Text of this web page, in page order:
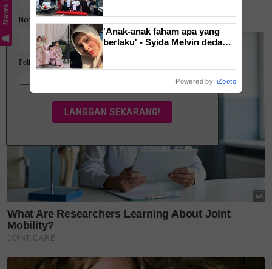
Ia menjadi satu tanggungjawab dan amanah
untuk menjaga kulit dengan baik. Jadi sama-
samalah kita baik lelaki atau perempuan untuk
menjaga nya.
Glow healthy body skin
Sebenarnya masih ramai lagi mereka di luar
sana yang hanya fokus untuk menjaga kulit di
bahagian wajah sahaja tanpa menghiraukan
kulit di bahagian lain seperti badan. Warna tona
kulit tidak sekata sangat jelas dilihat.
Perkara sebegini sering terjadi sehingga disyaki
mengalami masalah kulit.
Justeru, jangan lupa juga untuk menjaga kulit di
bahagian lain sekurang-kurangnya memilih
'Anak-anak faham apa yang
berlaku' - Syida Melvin dedah
Powered by iZooto